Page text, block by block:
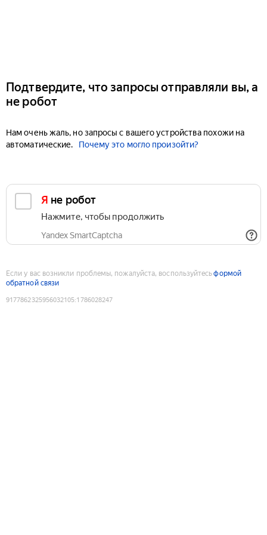
Подтвердите, что запросы отправляли вы, а
не робот
Нам очень жаль, но запросы с вашего устройства похожи на
автоматические.
Почему это могло произойти?
Я не робот
Нажмите, чтобы продолжить
Yandex SmartCaptcha
Если у вас возникли проблемы, пожалуйста, воспользуйтесьформой
обратной связи
9177862325956032105:1786028247